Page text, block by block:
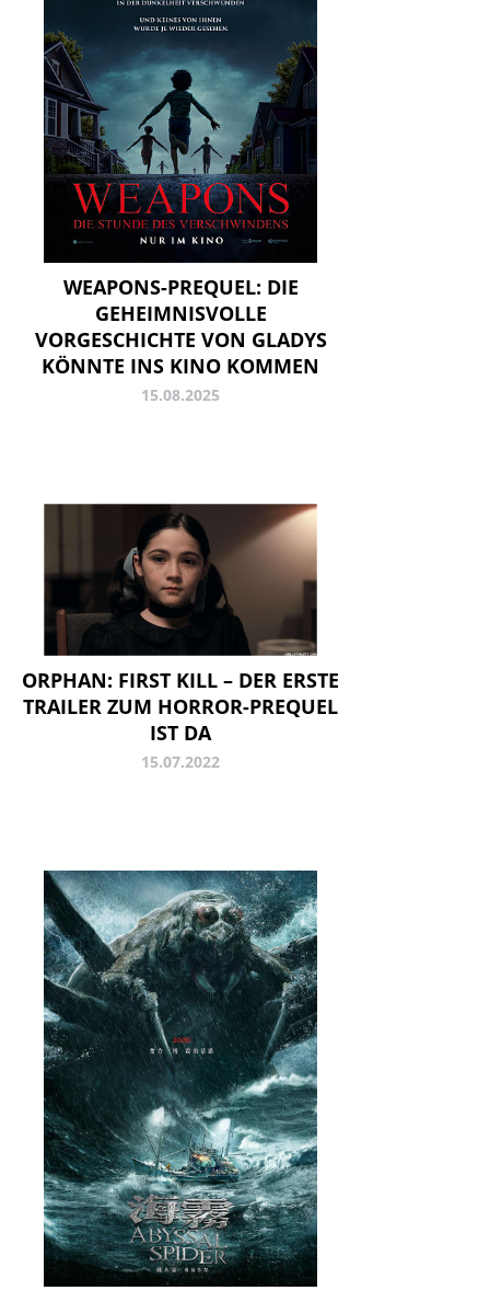
WEAPONS-PREQUEL: DIE
GEHEIMNISVOLLE
VORGESCHICHTE VON GLADYS
KÖNNTE INS KINO KOMMEN
15.08.2025
ORPHAN: FIRST KILL – DER ERSTE
TRAILER ZUM HORROR-PREQUEL
IST DA
15.07.2022